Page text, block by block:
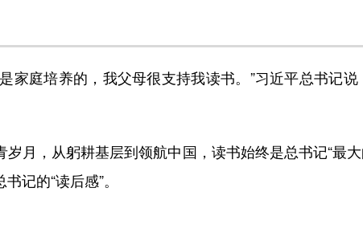
庭培养的，我父母很支持我读书。”习近平总书记说
，从躬耕基层到领航中国，读书始终是总书记“最大
记的“读后感”。